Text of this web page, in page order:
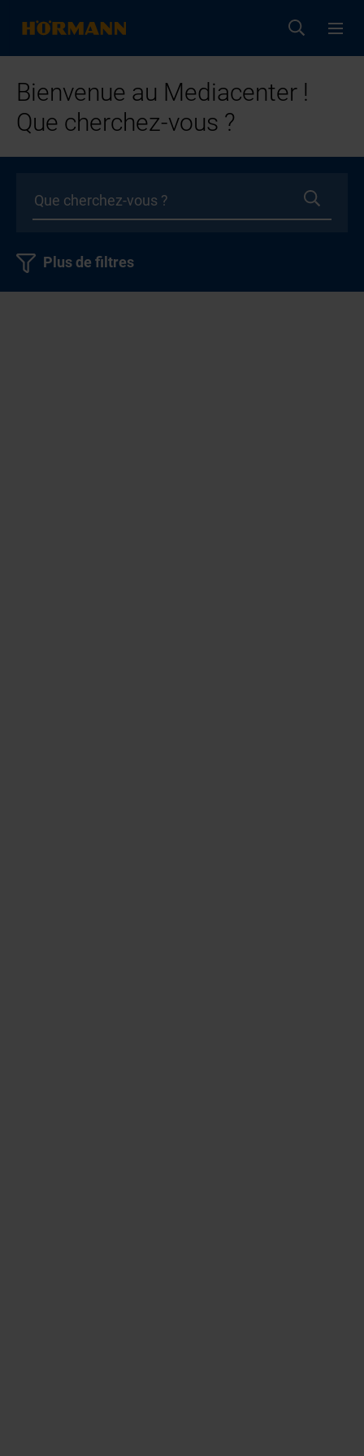
Bienvenue au Mediacenter !
Que cherchez-vous ?
Plus de filtres